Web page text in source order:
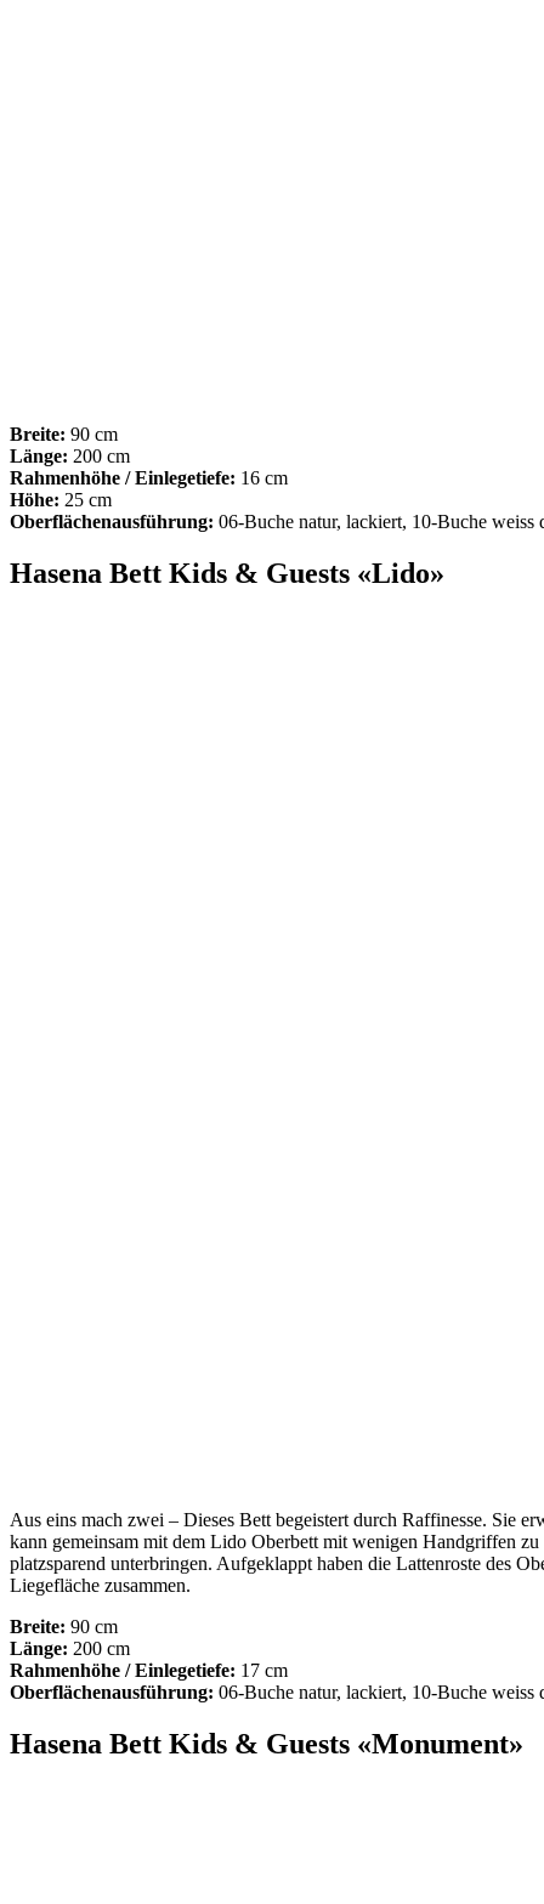
Breite: 90 cm
Länge: 200 cm
Rahmenhöhe /Einlegetiefe: 16 cm
Höhe: 25 cm
Oberflächenausführung: 06-Buche natur, lackiert, 10-Buche weiss
Hasena Bett Kids & Guests «Lido»
Aus eins mach zwei – Dieses Bett begeistert durch Raffinesse. Sie
kann gemeinsam mit dem Lido Oberbett mit wenigen Handgriffen
platzsparend unterbringen. Aufgeklappt haben die Lattenroste des
Liegefläche zusammen.
Breite: 90 cm
Länge: 200 cm
Rahmenhöhe /Einlegetiefe: 17 cm
Oberflächenausführung: 06-Buche natur, lackiert, 10-Buche weiss
Hasena Bett Kids & Guests «Monument»